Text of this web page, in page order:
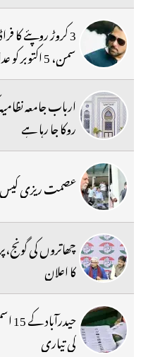
3 کروڑ روپئے کا
سمن، 5 اکتوبر کو عدالت میں پیش ہونے کا حکم
ارباب جامعہ
روکا جا رہا ہے
عصمت ریزی کیس میں
چھاتروں کی
کا اعلان
کی تیاری